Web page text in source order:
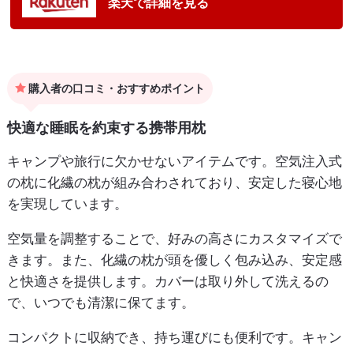
購入者の口コミ・おすすめポイント
快適な睡眠を約束する携帯用枕
キャンプや旅行に欠かせないアイテムです。空気注入式
の枕に化繊の枕が組み合わされており、安定した寝心地
を実現しています。
空気量を調整することで、好みの高さにカスタマイズで
きます。また、化繊の枕が頭を優しく包み込み、安定感
と快適さを提供します。カバーは取り外して洗えるの
で、いつでも清潔に保てます。
コンパクトに収納でき、持ち運びにも便利です。キャン